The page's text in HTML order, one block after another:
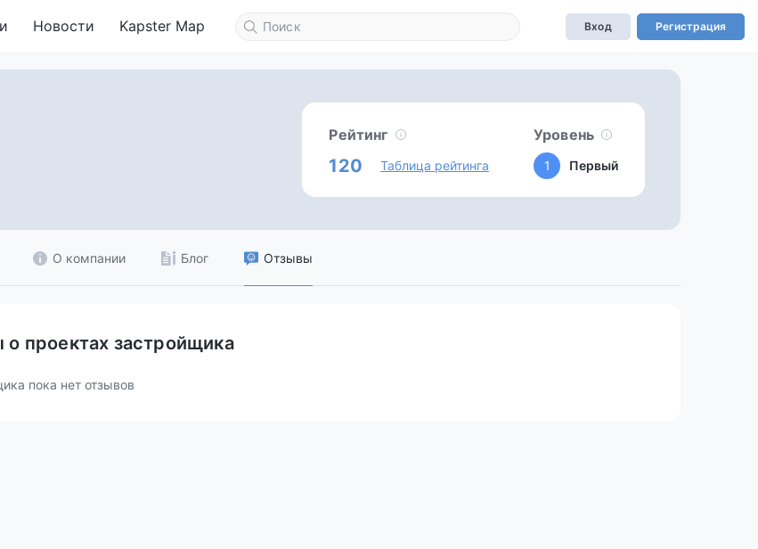
Новости Kapster Map Вход Регистрация
Рейтинг
120 Таблица рейтинга
Уровень
1 Первый
О компании Блог Отзывы
проектах застройщика
пока нет отзывов